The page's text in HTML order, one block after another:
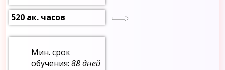
520 ак. часов
Мин. срок
обучения:88 дней